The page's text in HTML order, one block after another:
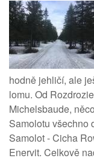
hodně jehličí, ale
lomu. Od
Michelsbaude,
Samolotu všechno
Samolot - Cicha
Enervit. Celkově